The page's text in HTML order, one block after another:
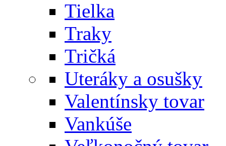
Tielka
Traky
Tričká
Uteráky a osušky
Valentínsky tovar
Vankúše